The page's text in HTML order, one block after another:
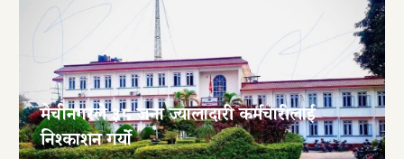
मेचीनगरले ३८ जना ज्यालादारी कर्मचारीलाई
निश्काशन गर्यो